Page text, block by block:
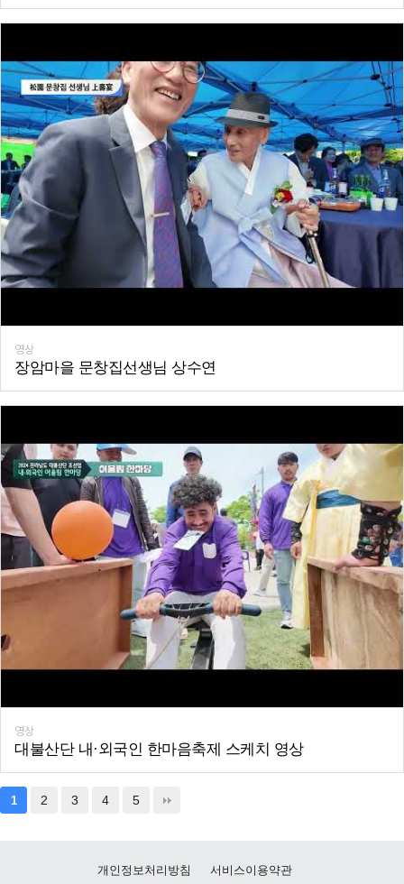
영상
장암마을 문창집선생님 상수연
영상
대불산단 내·외국인 한마음축제 스케치 영상
1 2 3 4 5
개인정보처리방침 서비스이용약관